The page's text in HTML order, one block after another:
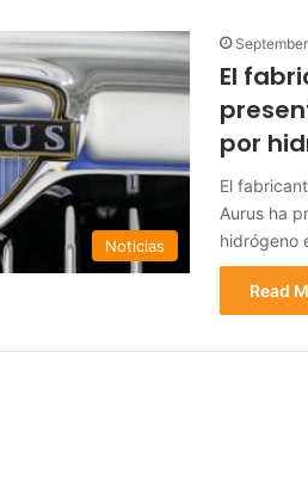
Noticias
El
por
El
Aurus ha
hidrógeno
Read